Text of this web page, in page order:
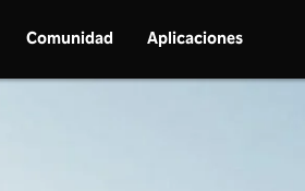
Comunidad Aplicaciones